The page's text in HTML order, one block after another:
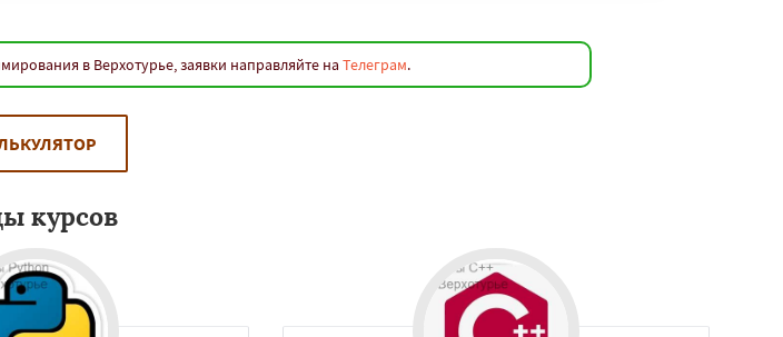
в Верхотурье, заявки направляйте на Телеграм.
курсов